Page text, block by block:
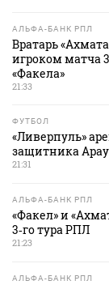
АЛЬФА-БАНК РПЛ
Вратарь
игроком матча
«Факела»
21:33
ФУТБОЛ
«Ливерпуль»
защитника
21:31
АЛЬФА-БАНК РПЛ
«Факел» и
3‑го тура РПЛ
21:23
АЛЬФА-БАНК РПЛ